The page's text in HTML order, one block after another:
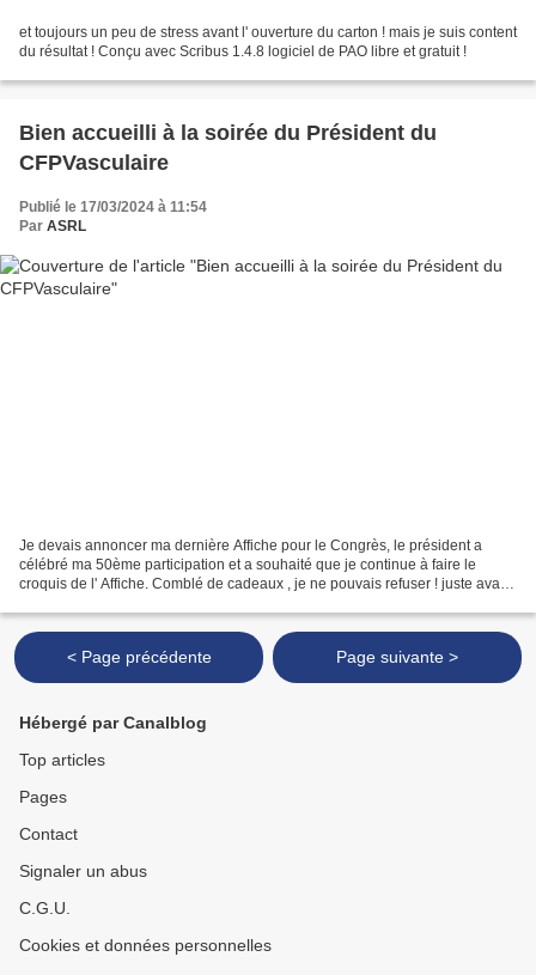
et toujours un peu de stress avant l' ouverture du carton ! mais je suis content
du résultat ! Conçu avec Scribus 1.4.8 logiciel de PAO libre et gratuit !
Bien accueilli à la soirée du Président du
CFPVasculaire
Publié le 17/03/2024 à 11:54
Par ASRL
Je devais annoncer ma dernière Affiche pour le Congrès, le président a
célébré ma 50ème participation et a souhaité que je continue à faire le
croquis de l' Affiche. Comblé de cadeaux , je ne pouvais refuser ! juste avant
< Page précédente Page suivante >
Hébergé par Canalblog
Top articles
Pages
Contact
Signaler un abus
C.G.U.
Cookies et données personnelles